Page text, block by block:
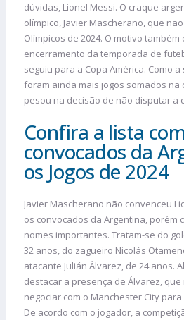
dúvidas, Lionel Messi. O craque
olímpico, Javier Mascherano, que
Olímpicos de 2024. O motivo também
encerramento da temporada de
seguiu para a Copa América. Como
foram ainda mais jogos somados na
pesou na decisão de não disputar a
Confira a lista
convocados da
os Jogos de 2024
Javier Mascherano não convenceu
os convocados da Argentina, porém
nomes importantes. Tratam-se do
32 anos, do zagueiro Nicolás
atacante Julián Álvarez, de 24 anos.
destacar a presença de Álvarez,
negociar com o Manchester City para
De acordo com o jogador, a